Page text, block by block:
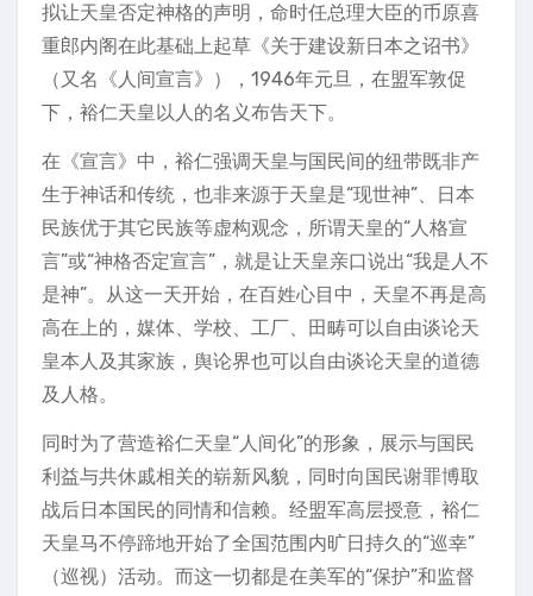
拟让天皇否定神格的声明，命时任总理大臣的币原喜
重郎内阁在此基础上起草《关于建设新日本之诏书》
（又名《人间宣言》），1946年元旦，在盟军敦促
下，裕仁天皇以人的名义布告天下。
在《宣言》中，裕仁强调天皇与国民间的纽带既非产
生于神话和传统，也非来源于天皇是“现世神”、日本
民族优于其它民族等虚构观念，所谓天皇的“人格宣
言”或“神格否定宣言”，就是让天皇亲口说出“我是人不
是神”。从这一天开始，在百姓心目中，天皇不再是高
高在上的，媒体、学校、工厂、田畴可以自由谈论天
皇本人及其家族，舆论界也可以自由谈论天皇的道德
及人格。
同时为了营造裕仁天皇“人间化”的形象，展示与国民
利益与共休戚相关的崭新风貌，同时向国民谢罪博取
战后日本国民的同情和信赖。经盟军高层授意，裕仁
天皇马不停蹄地开始了全国范围内旷日持久的“巡幸”
（巡视）活动。而这一切都是在美军的“保护”和监督